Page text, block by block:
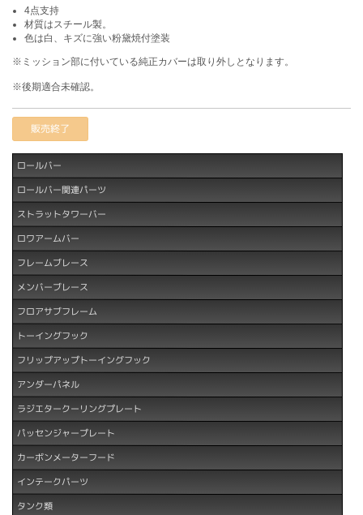
4点支持
材質はスチール製。
色は白、キズに強い粉黛焼付塗装
※ミッション部に付いている純正カバーは取り外しとなります。
※後期適合未確認。
販売終了
ロールバー
ロールバー関連パーツ
ストラットタワーバー
ロワアームバー
フレームブレース
メンバーブレース
フロアサブフレーム
トーイングフック
フリップアップトーイングフック
アンダーパネル
ラジエタークーリングプレート
パッセンジャープレート
カーボンメーターフード
インテークパーツ
タンク類